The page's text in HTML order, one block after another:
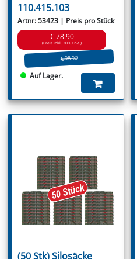
110.415.103
Artnr: 53423 | Preis pro Stück
€ 78.90
(Preis inkl. 20% USt.)
€ 98.90
Auf Lager.
(50 Stk) Silosäcke